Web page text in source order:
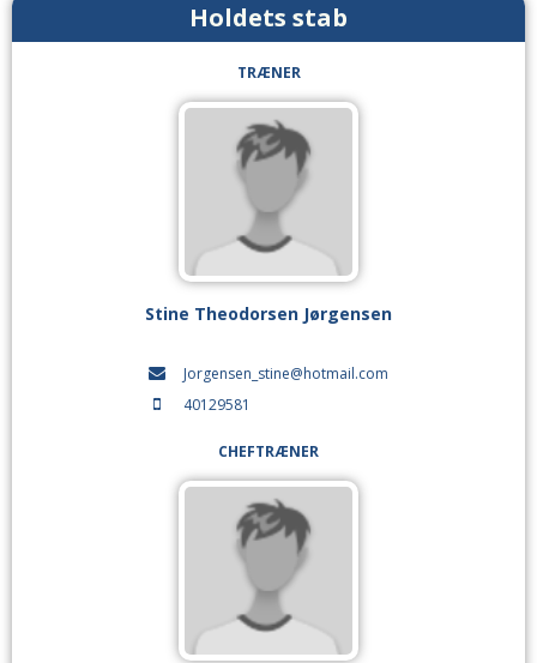
Holdets stab
TRÆNER
Stine Theodorsen Jørgensen
Jorgensen_stine@hotmail.com
40129581
CHEFTRÆNER